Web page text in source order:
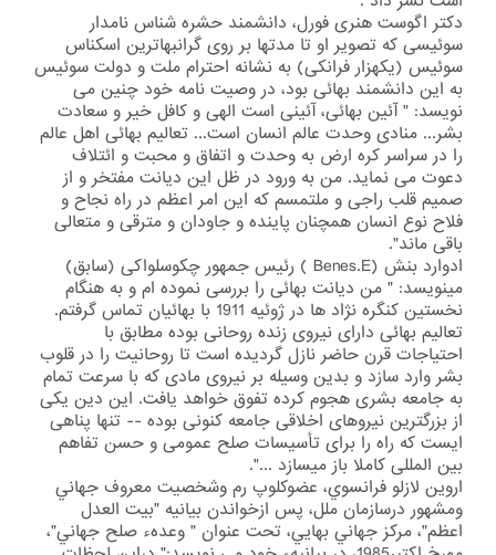
دکتر اگوست هنری فورل، دانشمند حشره شناس نامدار
سوئیسی که تصویر او تا مدتها بر روی گرانبهاترین اسکناس
سوئیس (یکهزار فرانکی) به نشانه احترام ملت و دولت سوئیس
به این دانشمند بهائی بود، در وصیت نامه خود چنین می
نویسد: " آئین بهائی، آئینی است الهی و کافل خیر و سعادت
بشر... منادی وحدت عالم انسان است... تعالیم بهائی اهل عالم
را در سراسر کره ارض به وحدت و اتفاق و محبت و ائتلاف
دعوت می نماید. من به ورود در ظل این دیانت مفتخر و از
صمیم قلب راجی و ملتمسم که این امر اعظم در راه نجاح و
فلاح نوع انسان همچنان پاینده و جاودان و مترقی و متعالی
باقی ماند".
ادوارد بنش (Benes.E ) رئیس جمهور چکوسلواکی (سابق)
مینویسد: " من دیانت بهائی را بررسی نموده ام و به هنگام
نخستین کنگره نژاد ها در ژوئیه 1911 با بهائیان تماس گرفتم.
تعالیم بهائی دارای نیروی زنده روحانی بوده مطابق با
احتیاجات قرن حاضر نازل گردیده است تا روحانیت را در قلوب
بشر وارد سازد و بدین وسیله بر نیروی مادی که با سرعت تمام
به جامعه بشری هجوم کرده تفوق خواهد یافت. این دین یکی
از بزرگترین نیروهای اخلاقی جامعه کنونی بوده -- تنها پناهی
ایست که راه را برای تأسیسات صلح عمومی و حسن تفاهم
بین المللی کاملا باز میسازد ...".
اروين لازلو فرانسوي، عضوكلوپ رم وشخصيت معروف جهاني
ومشهور درسازمان ملل، پس ازخواندن بيانيه "بيت العدل
اعظم"، مركز جهاني بهايي، تحت عنوان " وعدهء صلح جهاني"،